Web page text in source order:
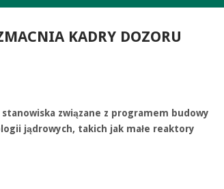
KADRY DOZORU
związane z programem budowy
jądrowych, takich jak małe reaktory